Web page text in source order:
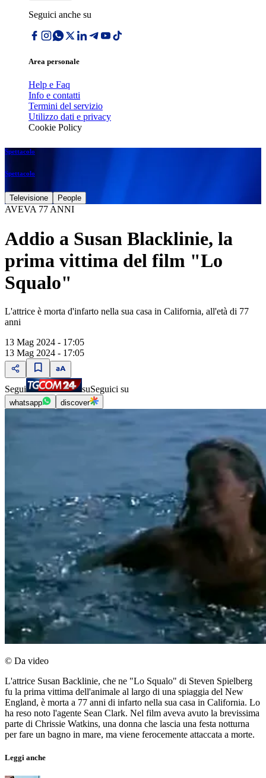
Seguici anche su
Area personale
Help e Faq
Info e contatti
Termini del servizio
Utilizzo dati e privacy
Cookie Policy
Spettacolo
Spettacolo
Televisione People
AVEVA 77 ANNI
Addio a Susan Blacklinie, la
prima vittima del film "Lo
Squalo"
L'attrice è morta d'infarto nella sua casa in California, all'età di 77
anni
13 Mag 2024 - 17:05
13 Mag 2024 - 17:05
Segui suSeguici su
whatsapp discover
© Da video
L'attrice Susan Backlinie, che ne "Lo Squalo" di Steven Spielberg
fu la prima vittima dell'animale al largo di una spiaggia del New
England, è morta a 77 anni di infarto nella sua casa in California. Lo
ha reso noto l'agente Sean Clark. Nel film aveva avuto la brevissima
parte di Chrissie Watkins, una donna che lascia una festa notturna
per fare un bagno in mare, ma viene ferocemente attaccata a morte.
Leggi anche